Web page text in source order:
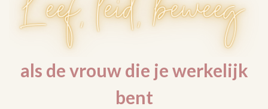
als de vrouw die je werkelijk
bent